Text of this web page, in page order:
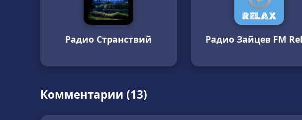
Радио Странствий Радио Зайцев FM
Комментарии (13)